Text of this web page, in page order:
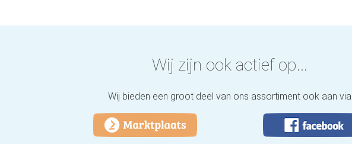
Wij zijn ook actief op...
Wij bieden een groot deel van ons assortiment ook aan via